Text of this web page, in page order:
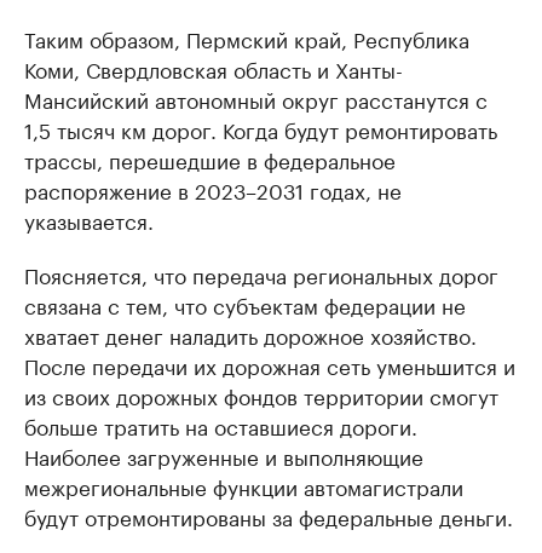
Таким образом, Пермский край, Республика
Коми, Свердловская область и Ханты-
Мансийский автономный округ расстанутся с
1,5 тысяч км дорог. Когда будут ремонтировать
трассы, перешедшие в федеральное
распоряжение в 2023–2031 годах, не
указывается.
Поясняется, что передача региональных дорог
связана с тем, что субъектам федерации не
хватает денег наладить дорожное хозяйство.
После передачи их дорожная сеть уменьшится и
из своих дорожных фондов территории смогут
больше тратить на оставшиеся дороги.
Наиболее загруженные и выполняющие
межрегиональные функции автомагистрали
будут отремонтированы за федеральные деньги.